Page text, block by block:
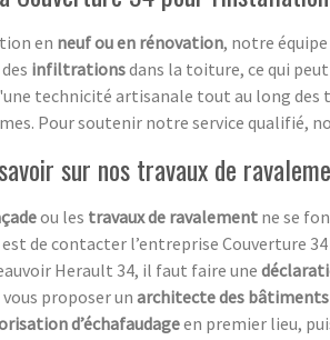
en neuf ou en rénovation, notre
infiltrationsdans la toiture, ce qui
technicité artisanale tout au long des
Pour soutenir notre service qualifié,
sur nos travaux de
ou les travaux de ravalement ne se
de contacter l’entreprise Couverture
Herault 34, il faut faire une
proposer unarchitecte des bâtiments
d’échafaudageen premier lieu,